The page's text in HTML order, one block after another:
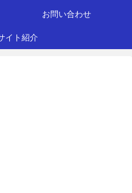
お問い合わせ
イト紹介